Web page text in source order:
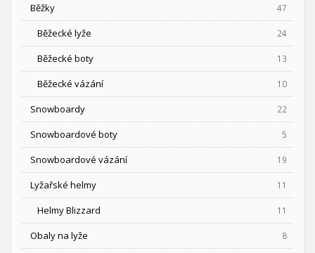
Běžky 47
Běžecké lyže 24
Běžecké boty 13
Běžecké vázání 10
Snowboardy 22
Snowboardové boty 5
Snowboardové vázání 19
Lyžařské helmy 11
Helmy Blizzard 11
Obaly na lyže 8